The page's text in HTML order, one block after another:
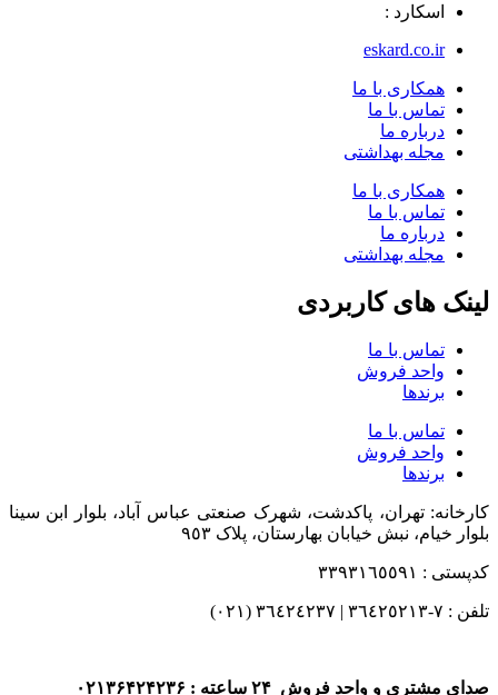
اسکارد :
eskard.co.ir
همکاری با ما
تماس با ما
درباره ما
مجله بهداشتی
همکاری با ما
تماس با ما
درباره ما
مجله بهداشتی
لینک های کاربردی
تماس با ما
واحد فروش
برندها
تماس با ما
واحد فروش
برندها
کارخانه: تهران، پاکدشت، شهرک صنعتی عباس آباد، بلوار ابن سینا
بلوار خیام، نبش خیابان بهارستان، پلاک ٩٥٣
کدپستی : ٣٣٩٣١٦٥٥٩١
تلفن : ٧-٣٦٤٢٥٢١٣ | ٣٦٤٢٤٢٣٧ (٠٢١)
صدای مشتری و واحد فروش ۲۴ ساعته : ۰۲۱۳۶۴۲۴۲۳۶